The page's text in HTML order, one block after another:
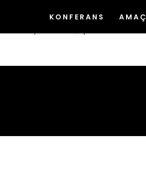
KONFERANS AMAÇ
Cras a elit sit amet leo